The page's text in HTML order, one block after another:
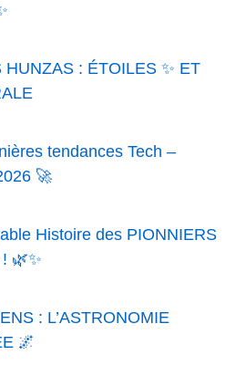
HUNZAS : ÉTOILES ✨ ET
tendances Tech –
🚀
Histoire des PIONNIERS
🌿✨
: L’ASTRONOMIE
🌌